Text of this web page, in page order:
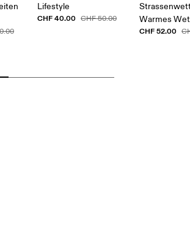
Lifestyle
CHF 40.00 CHF 50.00
Warmes
CHF 52.00